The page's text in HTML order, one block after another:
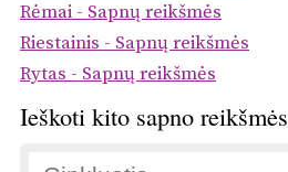
Rėmai - Sapnų reikšmės
Riestainis - Sapnų reikšmės
Rytas - Sapnų reikšmės
Ieškoti kito sapno reikšmės